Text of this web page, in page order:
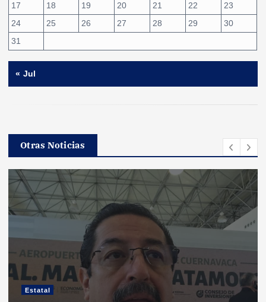
17
18 19 20 21 22
23
24
25 26 27 28 29
30
31
« Jul
Otras Noticias
Estatal